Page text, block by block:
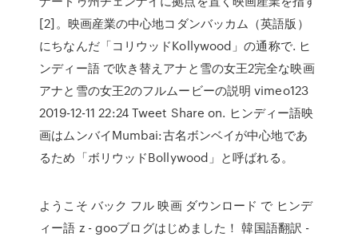
[2]。映画産業の中心地コダンバッカム（英語版）
にちなんだ「コリウッドKollywood」の通称で. ヒ
ンディー語 で吹き替えアナと雪の女王2完全な映画
アナと雪の女王2のフルムービーの説明 vimeo123
2019-12-11 22:24 Tweet Share on. ヒンディー語映
画はムンバイMumbai:古名ボンベイが中心地であ
るため「ボリウッドBollywood」と呼ばれる。
ようこそ バック フル 映画 ダウンロード で ヒンデ
ィー語 z - gooブログはじめました！ 韓国語翻訳 -